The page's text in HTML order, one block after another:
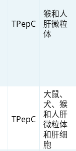
TPepC
猴和人
肝微粒
体
TPepC
大鼠、
犬、猴
和人肝
微粒体
和肝细
胞